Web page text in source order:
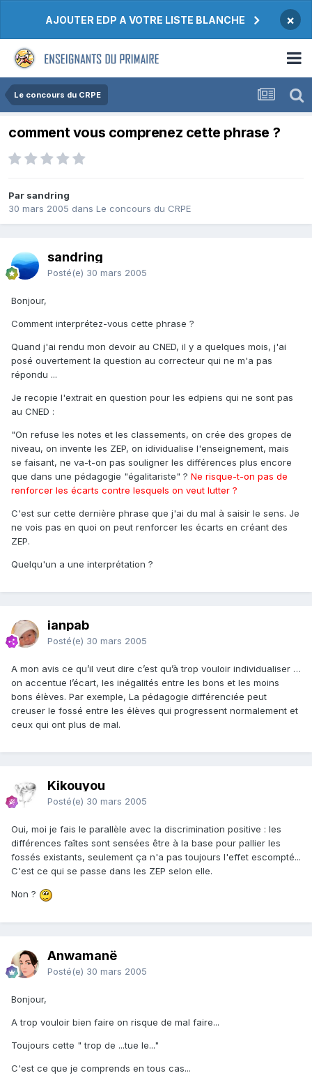
AJOUTER EDP A VOTRE LISTE BLANCHE ×
Le concours du CRPE
comment vous comprenez cette phrase ?
Par sandring
30 mars 2005 dans Le concours du CRPE
sandring
Posté(e) 30 mars 2005
Bonjour,
Comment interprétez-vous cette phrase ?
Quand j'ai rendu mon devoir au CNED, il y a quelques mois, j'ai
posé ouvertement la question au correcteur qui ne m'a pas
répondu ...
Je recopie l'extrait en question pour les edpiens qui ne sont pas
au CNED :
"On refuse les notes et les classements, on crée des gropes de
niveau, on invente les ZEP, on idividualise l'enseignement, mais
se faisant, ne va-t-on pas souligner les différences plus encore
que dans une pédagogie "égalitariste" ? Ne risque-t-on pas de
renforcer les écarts contre lesquels on veut lutter ?
C'est sur cette dernière phrase que j'ai du mal à saisir le sens. Je
ne vois pas en quoi on peut renforcer les écarts en créant des
ZEP.
Quelqu'un a une interprétation ?
ianpab
Posté(e) 30 mars 2005
A mon avis ce qu’il veut dire c’est qu’à trop vouloir individualiser …
on accentue l’écart, les inégalités entre les bons et les moins
bons élèves. Par exemple, La pédagogie différenciée peut
creuser le fossé entre les élèves qui progressent normalement et
ceux qui ont plus de mal.
Kikouyou
Posté(e) 30 mars 2005
Oui, moi je fais le parallèle avec la discrimination positive : les
différences faîtes sont sensées être à la base pour pallier les
fossés existants, seulement ça n'a pas toujours l'effet escompté...
C'est ce qui se passe dans les ZEP selon elle.
Non ?
Anwamanë
Posté(e) 30 mars 2005
Bonjour,
A trop vouloir bien faire on risque de mal faire...
Toujours cette " trop de ...tue le..."
C'est ce que je comprends en tous cas...